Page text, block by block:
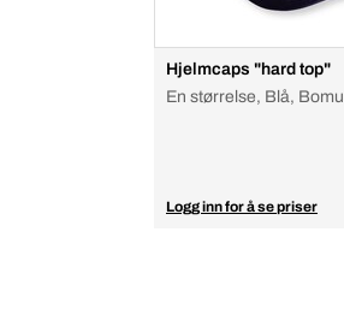
Hjelmcaps "hard top"
En størrelse, Blå, Bomull
Logg inn for å se priser